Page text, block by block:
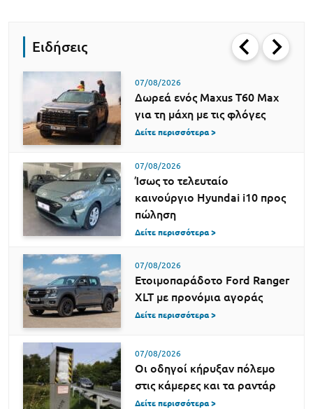
Ειδήσεις
07/08/2026
Δωρεά ενός Maxus T60 Max
για τη μάχη με τις φλόγες
Δείτε περισσότερα >
07/08/2026
Ίσως το τελευταίο
καινούργιο Hyundai i10 προς
πώληση
Δείτε περισσότερα >
07/08/2026
Ετοιμοπαράδοτο Ford Ranger
XLT με προνόμια αγοράς
Δείτε περισσότερα >
07/08/2026
Οι οδηγοί κήρυξαν πόλεμο
στις κάμερες και τα ραντάρ
Δείτε περισσότερα >